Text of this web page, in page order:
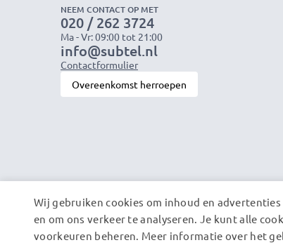
NEEM CONTACT OP MET
020 / 262 3724
Ma - Vr: 09:00 tot 21:00
info@subtel.nl
Contactformulier
Overeenkomst herroepen
Wij gebruiken cookies om inhoud en
en om ons verkeer te analyseren. Je kunt alle
voorkeuren beheren. Meer informatie over het